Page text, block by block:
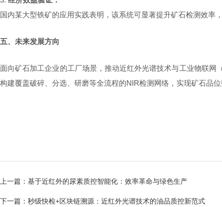
国内某大型铁矿的应用实践表明，该系统可显著提升矿石检测效
五、未来发展方向
面向矿石加工企业的工厂场景，推动近红外光谱技术与工业物联网
构建覆盖破碎、分选、研磨等全流程的NIR检测网络，实现矿石品
上一篇： 基于近红外的尿素质控智能化：效率革命与绿色生产
下一篇： 秒级快检+区块链溯源：近红外光谱技术的油品质控新范式